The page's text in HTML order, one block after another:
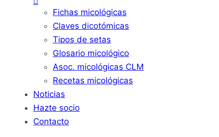
Fichas micológicas
Claves dicotómicas
Tipos de setas
Glosario micológico
Asoc. micológicas CLM
Recetas micológicas
Noticias
Hazte socio
Contacto